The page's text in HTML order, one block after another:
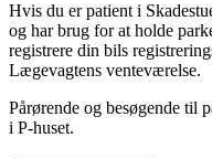
Hvis du er patient i
og har brug for at holde
registrere din bils
Lægevagtens venteværelse.
Pårørende og besøgende til
i P-huset.